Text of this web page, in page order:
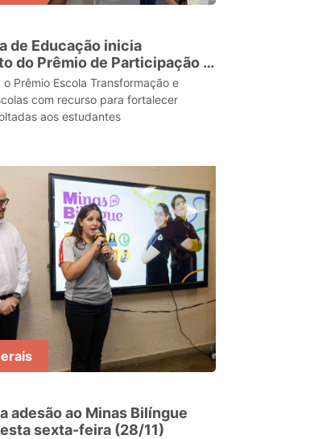
de Educação inicia
do Prêmio de Participação e
do Saeb 2025 às escolas
Prêmio Escola Transformação e
com recurso para fortalecer
aos estudantes
adesão ao Minas Bilíngue
sexta-feira (28/11)